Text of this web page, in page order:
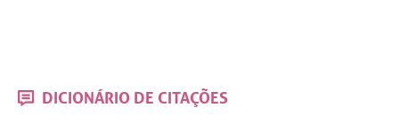
DICIONÁRIO DE CITAÇÕES